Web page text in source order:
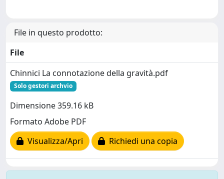
File in questo prodotto:
File
Chinnici La connotazione della gravità.pdf
Solo gestori archvio
Dimensione 359.16 kB
Formato Adobe PDF
Visualizza/Apri
Richiedi una copia